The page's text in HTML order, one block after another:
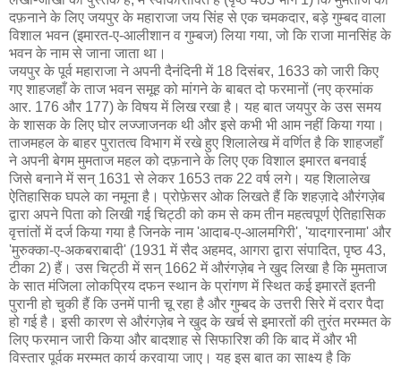
दफ़नाने के लिए जयपुर के महाराजा जय सिंह से एक चमकदार, बड़े गुम्बद वाला
विशाल भवन (इमारत-ए-आलीशान व गुम्बज) लिया गया, जो कि राजा मानसिंह के
भवन के नाम से जाना जाता था।
जयपुर के पूर्व महाराजा ने अपनी दैनंदिनी में 18 दिसंबर, 1633 को जारी किए
गए शाहजहाँ के ताज भवन समूह को मांगने के बाबत दो फरमानों (नए क्रमांक
आर. 176 और 177) के विषय में लिख रखा है। यह बात जयपुर के उस समय
के शासक के लिए घोर लज्जाजनक थी और इसे कभी भी आम नहीं किया गया।
ताजमहल के बाहर पुरातत्व विभाग में रखे हुए शिलालेख में वर्णित है कि शाहजहाँ
ने अपनी बेगम मुमताज महल को दफ़नाने के लिए एक विशाल इमारत बनवाई
जिसे बनाने में सन् 1631 से लेकर 1653 तक 22 वर्ष लगे। यह शिलालेख
ऐतिहासिक घपले का नमूना है। प्रोफ़ेसर ओक लिखते हैं कि शहज़ादे औरंगज़ेब
द्वारा अपने पिता को लिखी गई चिट्ठी को कम से कम तीन महत्वपूर्ण ऐतिहासिक
वृत्तांतों में दर्ज किया गया है जिनके नाम 'आदाब-ए-आलमगिरी', 'यादगारनामा' और
'मुरुक्का-ए-अकबराबादी' (1931 में सैद अहमद, आगरा द्वारा संपादित, पृष्ठ 43,
टीका 2) हैं। उस चिट्ठी में सन् 1662 में औरंगज़ेब ने खुद लिखा है कि मुमताज
के सात मंजिला लोकप्रिय दफन स्थान के प्रांगण में स्थित कई इमारतें इतनी
पुरानी हो चुकी हैं कि उनमें पानी चू रहा है और गुम्बद के उत्तरी सिरे में दरार पैदा
हो गई है। इसी कारण से औरंगज़ेब ने खुद के खर्च से इमारतों की तुरंत मरम्मत के
लिए फरमान जारी किया और बादशाह से सिफारिश की कि बाद में और भी
विस्तार पूर्वक मरम्मत कार्य करवाया जाए। यह इस बात का साक्ष्य है कि